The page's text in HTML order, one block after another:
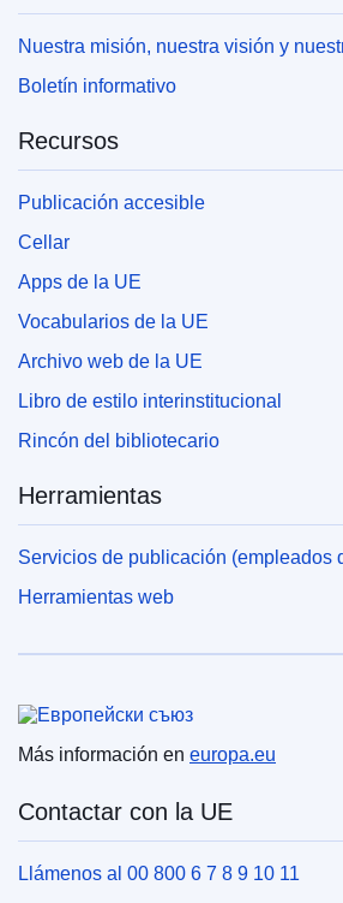
Nuestra misión, nuestra visión y
Boletín informativo
Recursos
Publicación accesible
Cellar
Apps de la UE
Vocabularios de la UE
Archivo web de la UE
Libro de estilo interinstitucional
Rincón del bibliotecario
Herramientas
Servicios de publicación (empleados
Herramientas web
Unión Europea
Más información en europa.eu
Contactar con la UE
Llámenos al 00 800 6 7 8 9 10 11